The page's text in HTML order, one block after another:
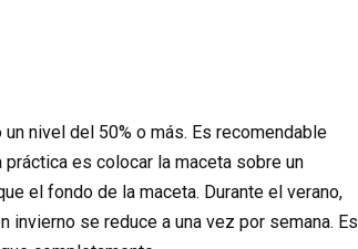
nivel del 50% o más. Es recomendable
práctica es colocar la maceta sobre un
el fondo de la maceta. Durante el verano,
se reduce a una vez por semana. Es